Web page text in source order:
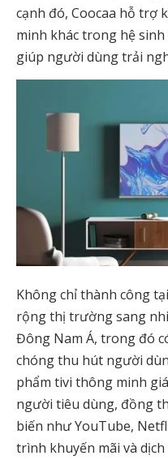
cạnh đó, Coocaa hỗ trợ
minh khác trong hệ
giúp người dùng trải
Không chỉ thành công
rộng thị trường sang
Đông Nam Á, trong đó
chóng thu hút người
phẩm tivi thông minh
người tiêu dùng, đồng
biến như YouTube,
trình khuyến mãi và